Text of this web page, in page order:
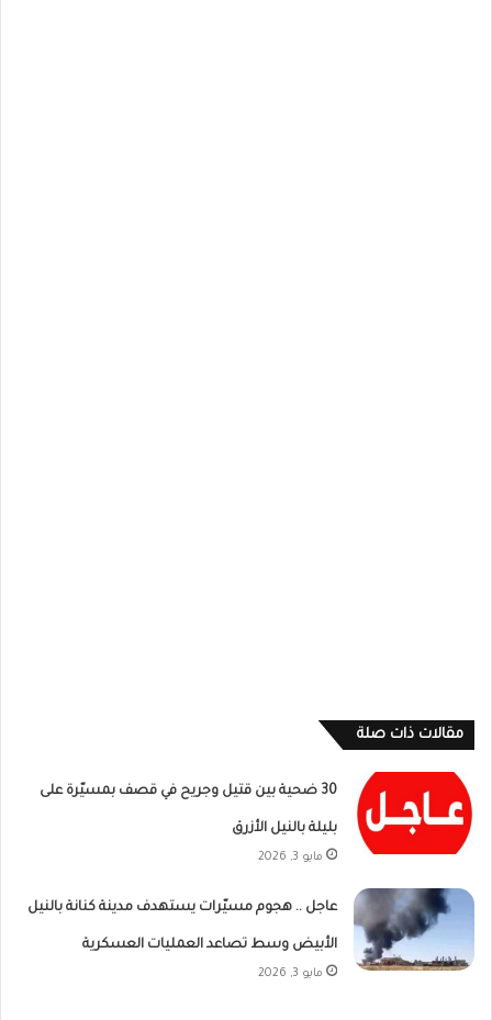
مقالات ذات صلة
30 ضحية بين قتيل وجريح في قصف بمسيّرة على
بليلة بالنيل الأزرق
مايو 3, 2026
عاجل .. هجوم مسيّرات يستهدف مدينة كنانة بالنيل
الأبيض وسط تصاعد العمليات العسكرية
مايو 3, 2026